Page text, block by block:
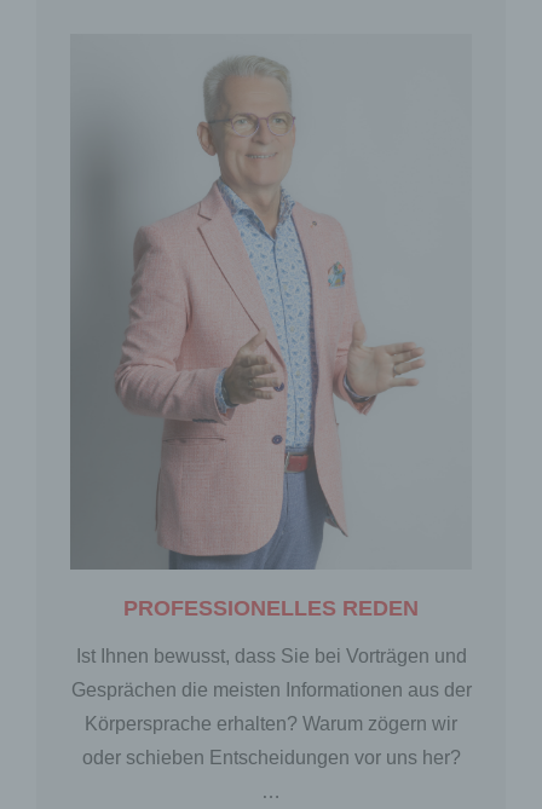
PROFESSIONELLES REDEN
Ist Ihnen bewusst, dass Sie bei Vorträgen und
Gesprächen die meisten Informationen aus der
Körpersprache erhalten? Warum zögern wir
oder schieben Entscheidungen vor uns her?
…